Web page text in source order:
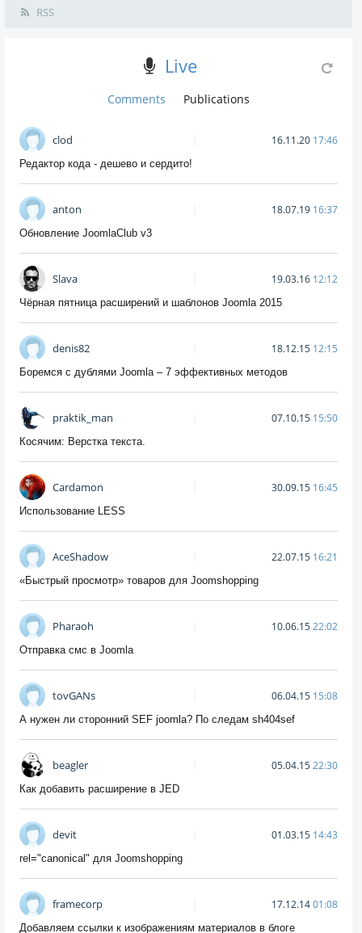
RSS
Live
Comments Publications
clod 16.11.20 17:46
Редактор кода - дешево и сердито!
anton 18.07.19 16:37
Обновление JoomlaClub v3
Slava 19.03.16 12:12
Чёрная пятница расширений и шаблонов Joomla 2015
denis82 18.12.15 12:15
Боремся с дублями Joomla – 7 эффективных методов
praktik_man 07.10.15 15:50
Косячим: Верстка текста.
Cardamon 30.09.15 16:45
Использование LESS
AceShadow 22.07.15 16:21
«Быстрый просмотр» товаров для Joomshopping
Pharaoh 10.06.1522:02
Отправка смс в Joomla
tovGANs 06.04.15 15:08
А нужен ли сторонний SEF joomla? По следам sh404sef
beagler 05.04.1522:30
Как добавить расширение в JED
devit 01.03.15 14:43
rel="canonical" для Joomshopping
framecorp 17.12.1401:08
Добавляем ссылки к изображениям материалов в блоге